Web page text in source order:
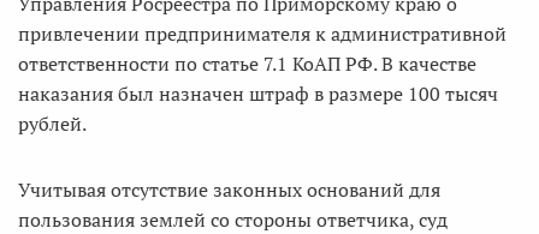
привлечении предпринимателя к административной
ответственности по статье 7.1 КоАП РФ. В качестве
наказания был назначен штраф в размере 100 тысяч
рублей.
Учитывая отсутствие законных оснований для
пользования землей со стороны ответчика, суд